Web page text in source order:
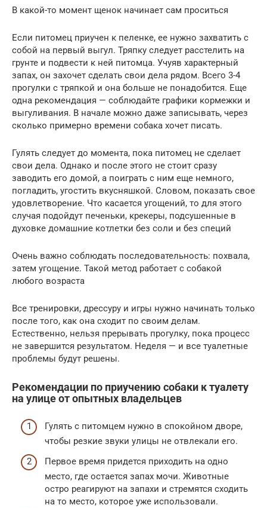
В какой-то момент щенок начинает сам проситься
Если питомец приучен к пеленке, ее нужно захватить с
собой на первый выгул. Тряпку следует расстелить на
грунте и подвести к ней питомца. Учуяв характерный
запах, он захочет сделать свои дела рядом. Всего 3-4
прогулки с тряпкой и она больше не понадобится. Еще
одна рекомендация — соблюдайте графики кормежки и
выгуливания. В начале можно даже записывать, через
сколько примерно времени собака хочет писать.
Гулять следует до момента, пока питомец не сделает
свои дела. Однако и после этого не стоит сразу
заводить его домой, а поиграть с ним еще немного,
погладить, угостить вкусняшкой. Словом, показать свое
удовлетворение. Что касается угощений, то для этого
случая подойдут печеньки, крекеры, подсушенные в
духовке домашние котлетки без соли и без специй
Очень важно соблюдать последовательность: похвала,
затем угощение. Такой метод работает с собакой
любого возраста
Все тренировки, дрессуру и игры нужно начинать только
после того, как она сходит по своим делам.
Естественно, нельзя прерывать прогулку, пока процесс
не завершится результатом. Неделя — и все туалетные
проблемы будут решены.
Рекомендации по приучению собаки к туалету
на улице от опытных владельцев
Гулять с питомцем нужно в спокойном дворе,
чтобы резкие звуки улицы не отвлекали его.
Первое время придется приходить на одно
место, где остается запах мочи. Животные
остро реагируют на запахи и стремятся сходить
на то место, которое уже использовали.